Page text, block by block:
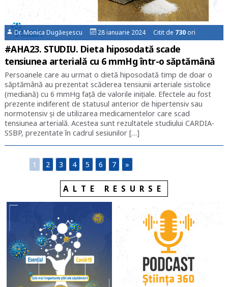
Dr. Monica Dugăeșescu 28 ianuarie 2024 Citit de 730 ori
#AHA23. STUDIU. Dieta hiposodată scade
tensiunea arterială cu 6 mmHg într-o săptămână
Persoanele care au urmat o dietă hiposodată timp de doar o
săptămână au prezentat scăderea tensiunii arteriale sistolice
(mediană) cu 6 mmHg față de valorile inițiale. Efectele au fost
prezente indiferent de statusul anterior de hipertensiv sau
normotensiv și de utilizarea medicamentelor care scad
tensiunea arterială. Acestea sunt rezultatele studiului CARDIA-
SSBP, prezentate în cadrul sesiunilor […]
1 2 3 4 5 6 7 »
ALTE RESURSE